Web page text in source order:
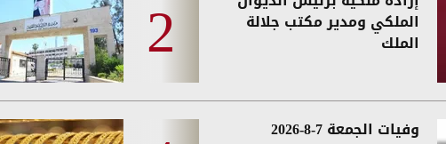
الملكي ومدير مكتب جلالة
الملك
وفيات الجمعة 7-8-2026